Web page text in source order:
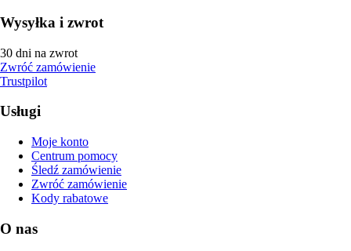
Wysyłka i zwrot
30 dni na zwrot
Zwróć zamówienie
Trustpilot
Usługi
Moje konto
Centrum pomocy
Śledź zamówienie
Zwróć zamówienie
Kody rabatowe
O nas